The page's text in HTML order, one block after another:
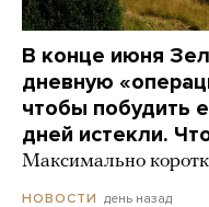
В конце июня
дневную
чтобы побудить
дней истекли.
Максимально
НОВОСТИ день назад